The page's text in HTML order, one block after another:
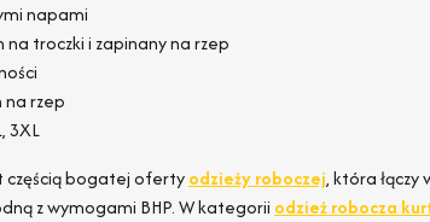
napami
troczki i zapinany na rzep
na rzep
3XL
częścią bogatej ofertyodzieży roboczej, która łączy
z wymogami BHP. W kategorii odzież robocza